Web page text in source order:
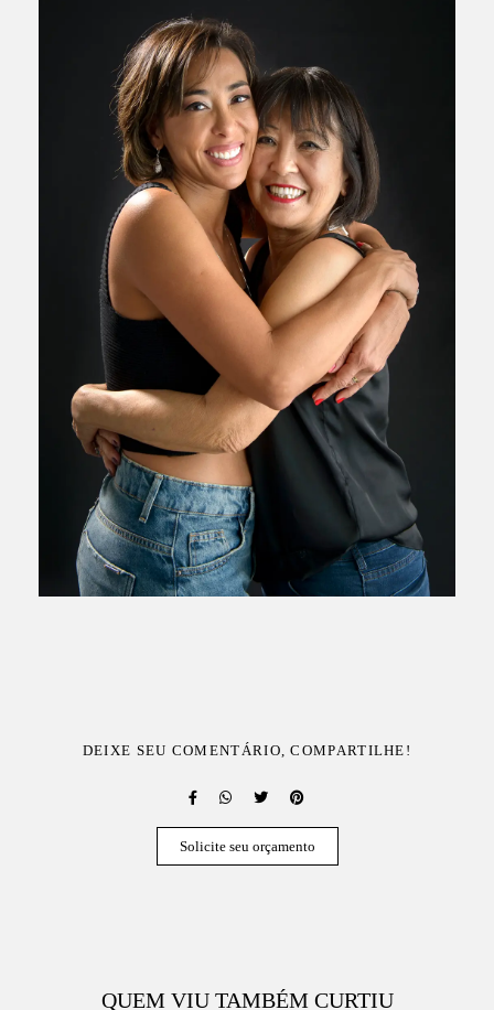
DEIXE SEU COMENTÁRIO, COMPARTILHE!
Solicite seu orçamento
QUEM VIU TAMBÉM CURTIU